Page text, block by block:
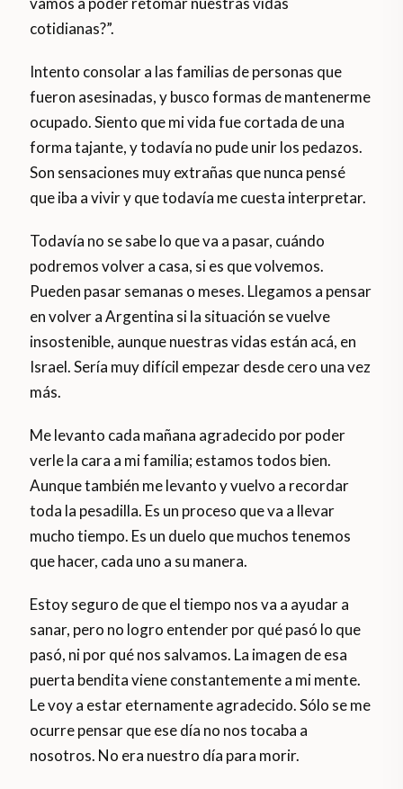
cotidianas?”.
Intento consolar a las familias de personas que
fueron asesinadas, y busco formas de mantenerme
ocupado. Siento que mi vida fue cortada de una
forma tajante, y todavía no pude unir los pedazos.
Son sensaciones muy extrañas que nunca pensé
que iba a vivir y que todavía me cuesta interpretar.
Todavía no se sabe lo que va a pasar, cuándo
podremos volver a casa, si es que volvemos.
Pueden pasar semanas o meses. Llegamos a pensar
en volver a Argentina si la situación se vuelve
insostenible, aunque nuestras vidas están acá, en
Israel. Sería muy difícil empezar desde cero una vez
más.
Me levanto cada mañana agradecido por poder
verle la cara a mi familia; estamos todos bien.
Aunque también me levanto y vuelvo a recordar
toda la pesadilla. Es un proceso que va a llevar
mucho tiempo. Es un duelo que muchos tenemos
que hacer, cada uno a su manera.
Estoy seguro de que el tiempo nos va a ayudar a
sanar, pero no logro entender por qué pasó lo que
pasó, ni por qué nos salvamos. La imagen de esa
puerta bendita viene constantemente a mi mente.
Le voy a estar eternamente agradecido. Sólo se me
ocurre pensar que ese día no nos tocaba a
nosotros. No era nuestro día para morir.